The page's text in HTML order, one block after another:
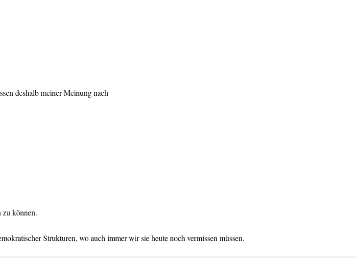
deshalb meiner Meinung nach
zu können.
Strukturen, wo auch immer wir sie heute noch vermissen müssen.